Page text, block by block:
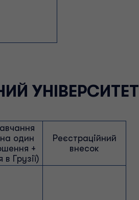
УНІВЕРСИТЕТ
один
+
Грузії)
Реєстраційний
внесок